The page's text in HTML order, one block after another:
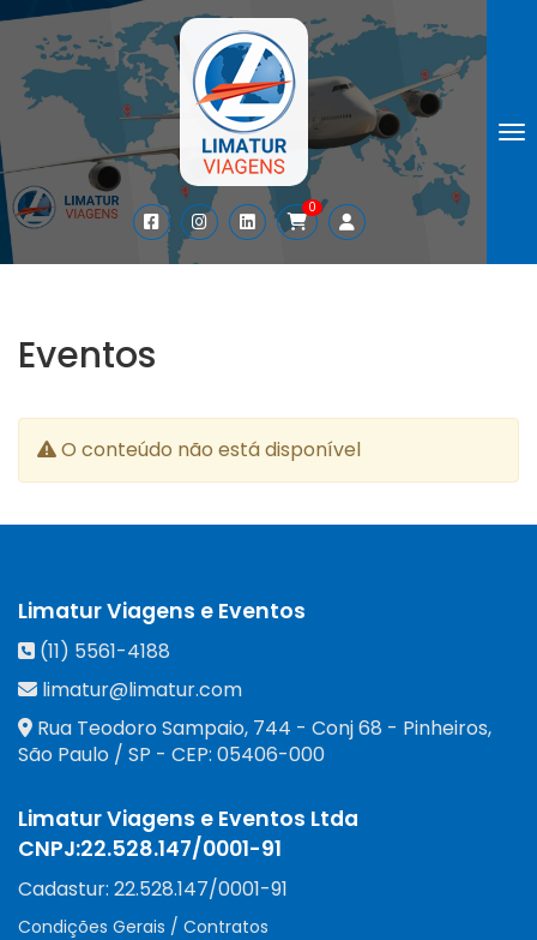
0
Eventos
O conteúdo não está disponível
Limatur Viagens e Eventos
(11) 5561-4188
limatur@limatur.com
Rua Teodoro Sampaio, 744 - Conj 68 - Pinheiros,
São Paulo / SP - CEP: 05406-000
Limatur Viagens e Eventos Ltda
CNPJ:22.528.147/0001-91
Cadastur: 22.528.147/0001-91
Condições Gerais / Contratos